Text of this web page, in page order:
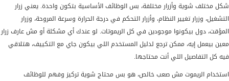
شكل مختلف شوية وأزرار مختلفة، بس الوظائف الأساسية بتكون واحدة. يعني زرار
التشغيل، وزرار تغيير النظام، وأزرار التحكم في درجة الحرارة وسرعة المروحة، وزرار
المؤقت، دول بيكونوا موجودين في كل الريموتات. لو عندك أي مشكلة أو مش عارف زرار
معين بيعمل إيه، ممكن ترجع لدليل المستخدم اللي بيكون جاي مع التكييف، هتلاقي
فيه كل التفاصيل اللي أنت محتاجها.
استخدام الريموت مش صعب خالص، هو بس محتاج شوية تركيز وفهم للوظائف